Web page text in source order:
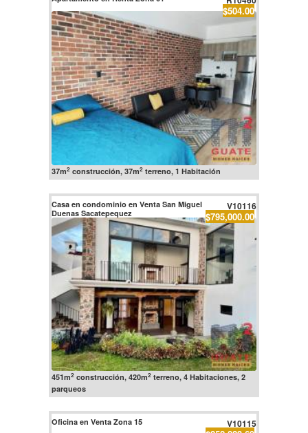
$504.00
37m2construcción, 37m2terreno, 1 Habitación
Casa en condominio en Venta San Miguel
Duenas Sacatepequez
V10116
$795,000.00
451m2construcción, 420m2terreno, 4 Habitaciones, 2
parqueos
Oficina en Venta Zona 15 V10115